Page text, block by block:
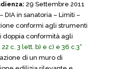
29 Settembre 2011
– DIA in sanatoria – Limiti –
conformi agli strumenti
doppia conformità agli
22 c. 3 lett. b) e c) e 36 c.3°
di un muro di